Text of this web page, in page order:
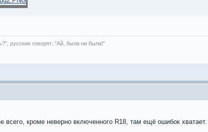
русские говорят: "Ай, была ни была!"
всего, кроме неверно включенного R18, там ещё ошибок хватает.